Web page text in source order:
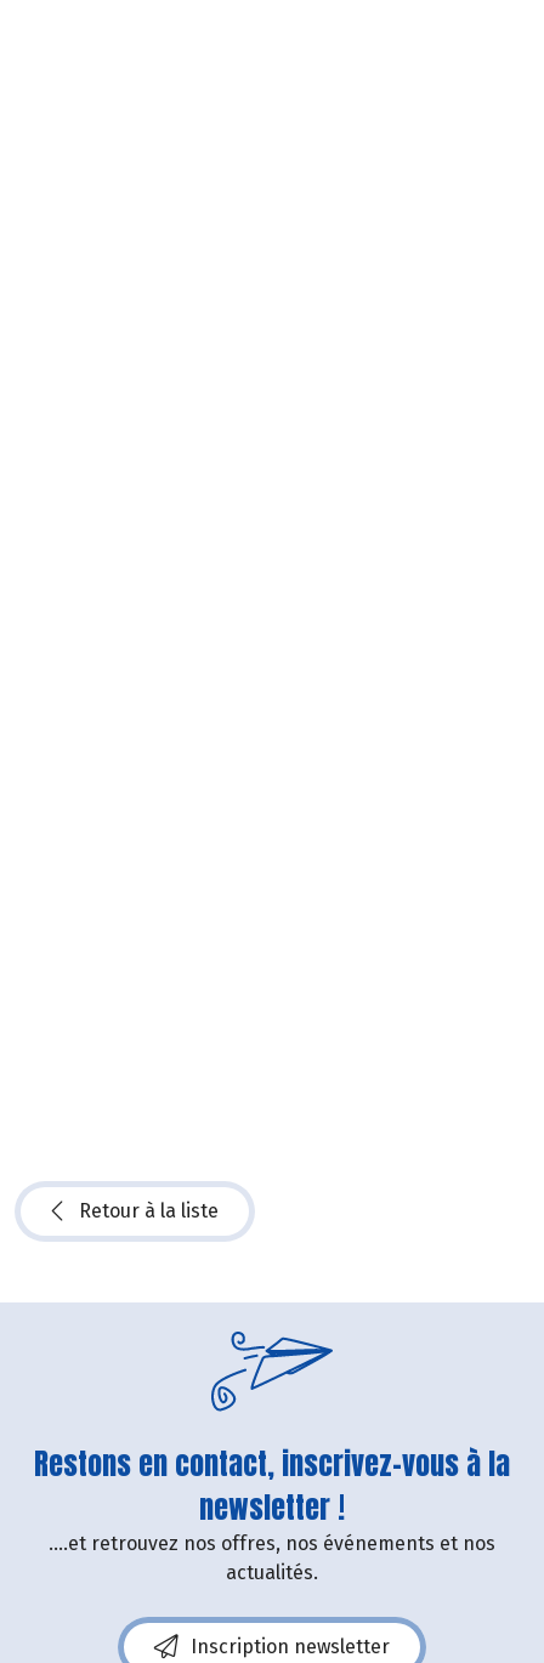
Retour à la liste
Restons en contact, inscrivez-vous à la
newsletter !
....et retrouvez nos offres, nos événements et nos
actualités.
Inscription newsletter